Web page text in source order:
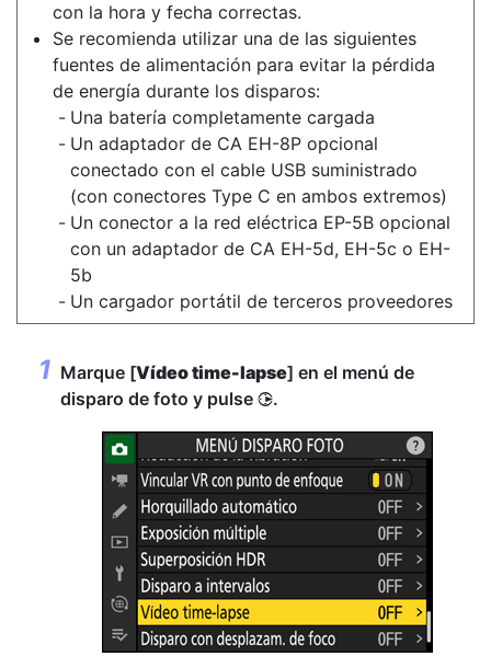
con la hora y fecha correctas.
Se recomienda utilizar una de las siguientes
fuentes de alimentación para evitar la pérdida
de energía durante los disparos:
Una batería completamente cargada
Un adaptador de CA EH-8P opcional
conectado con el cable USB suministrado
(con conectores Type C en ambos extremos)
Un conector a la red eléctrica EP-5B opcional
con un adaptador de CA EH-5d, EH-5c o EH-
5b
Un cargador portátil de terceros proveedores
Marque [Vídeo time-lapse] en el menú de
disparo de foto y pulse 2.